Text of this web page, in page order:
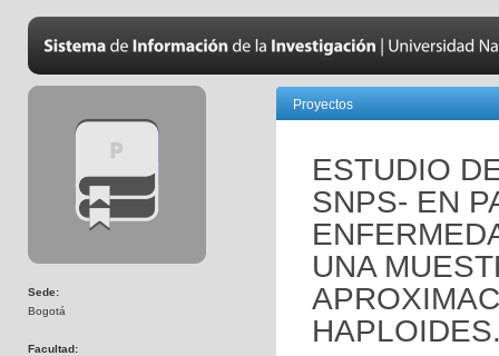
Sede:
Bogotá
Facultad:
Proyectos
ESTUDIO
SNPS- EN
UNA